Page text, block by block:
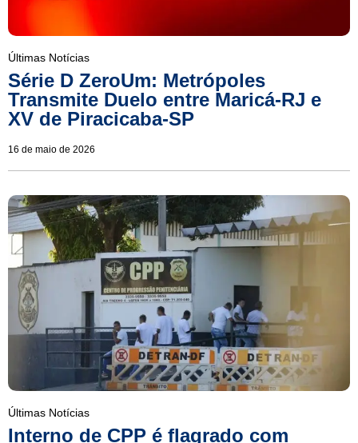
Últimas Notícias
Série D ZeroUm: Metrópoles
Transmite Duelo entre Maricá-RJ e
XV de Piracicaba-SP
16 de maio de 2026
Últimas Notícias
Interno de CPP é flagrado com